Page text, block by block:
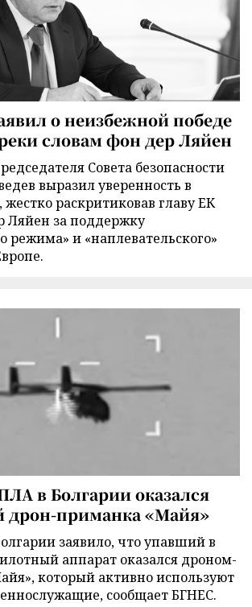
о неизбежной победе
словам фон дер Ляйен
Совета безопасности
выразил уверенность в
жестко раскритиковав главу ЕК
Ляйен за поддержку
режима» и «наплевательского»
в Болгарии оказался
дрон-приманка «Майя»
заявило, что упавший в
аппарат оказался дроном-
который активно используют
сообщает БГНЕС.